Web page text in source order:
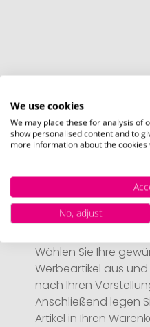
So einfach bestellen
Schritt 1:
Wählen Sie Ihre
Werbeartikel aus
nach Ihren
Anschließend legen
Artikel in Ihren
We use cookies
We may place these for analysis of
show personalised content and to
more information about the
No, adjust